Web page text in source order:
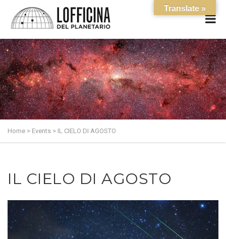
Home > Events > IL CIELO DI AGOSTO
IL CIELO DI AGOSTO
Translate »